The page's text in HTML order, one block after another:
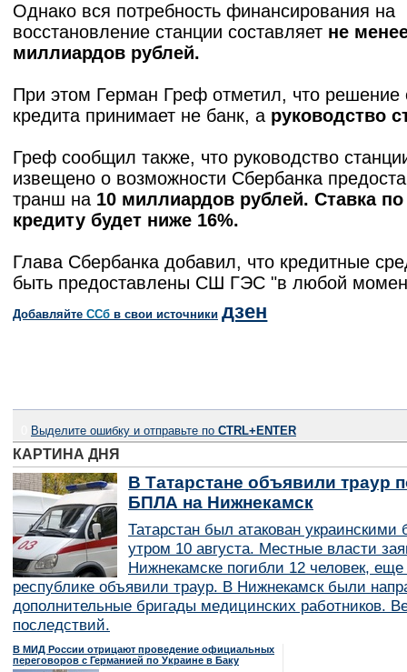
Однако вся потребность финансирования на
восстановление станции составляет не
миллиардов рублей.
При этом Герман Греф отметил, что решение
кредита принимает не банк, а руководство
Греф сообщил также, что руководство
извещено о возможности Сбербанка
транш на 10 миллиардов рублей. Ставка
кредиту будет ниже 16%.
Глава Сбербанка добавил, что кредитные
быть предоставлены СШ ГЭС "в любой
Добавляйте CСб в свои источники дзен
Выделите ошибку и отправьте по CTRL+ENTER
КАРТИНА ДНЯ
В Татарстане объявили траур
БПЛА на Нижнекамск
Татарстан был атакован украинскими
утром 10 августа. Местные власти
Нижнекамске погибли 12 человек,
республике объявили траур. В Нижнекамск были
дополнительные бригады медицинских работников.
последствий.
В МИД России отрицают проведение официальных
переговоров с Германией по Украине в Баку